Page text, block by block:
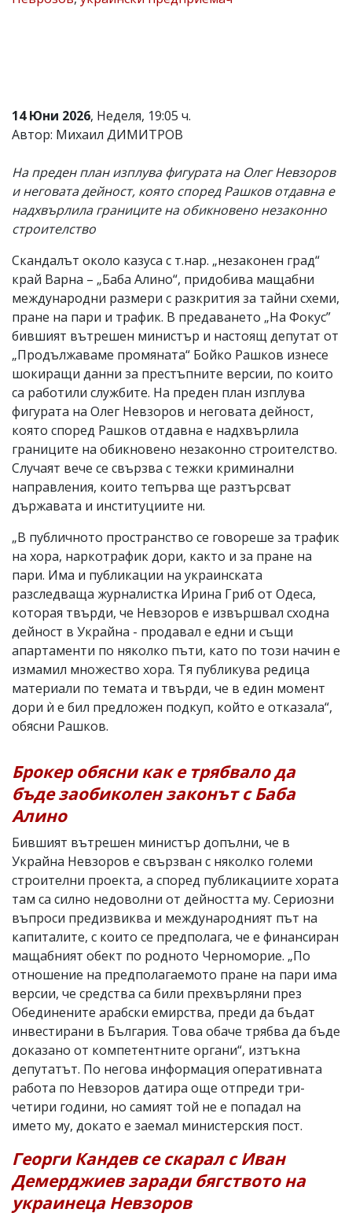
и
редакцията
отговорност
за
Ако
откриете
за
коментар,
моля
сигнализирайте
ни!
14 Юни 2026, Неделя, 19:05 ч.
Автор: Михаил ДИМИТРОВ
На преден план изплува фигурата на Олег Невзоров
и неговата дейност, която според Рашков отдавна е
надхвърлила границите на обикновено незаконно
строителство
Скандалът около казуса с т.нар. „незаконен град“
край Варна – „Баба Алино“, придобива мащабни
международни размери с разкрития за тайни схеми,
пране на пари и трафик. В предаването „На Фокус”
бившият вътрешен министър и настоящ депутат от
„Продължаваме промяната“ Бойко Рашков изнесе
шокиращи данни за престъпните версии, по които
са работили службите. На преден план изплува
фигурата на Олег Невзоров и неговата дейност,
която според Рашков отдавна е надхвърлила
границите на обикновено незаконно строителство.
Случаят вече се свързва с тежки криминални
направления, които тепърва ще разтърсват
държавата и институциите ни.
„В публичното пространство се говореше за трафик
на хора, наркотрафик дори, както и за пране на
пари. Има и публикации на украинската
разследваща журналистка Ирина Гриб от Одеса,
которая твърди, че Невзоров е извършвал сходна
дейност в Украйна - продавал е едни и същи
апартаменти по няколко пъти, като по този начин е
измамил множество хора. Тя публикува редица
материали по темата и твърди, че в един момент
дори ѝ е бил предложен подкуп, който е отказала“,
обясни Рашков.
Брокер обясни как е трябвало да
бъде заобиколен законът с Баба
Алино
Бившият вътрешен министър допълни, че в
Украйна Невзоров е свързван с няколко големи
строителни проекта, а според публикациите хората
там са силно недоволни от дейността му. Сериозни
въпроси предизвиква и международният път на
капиталите, с които се предполага, че е финансиран
мащабният обект по родното Черноморие. „По
отношение на предполагаемото пране на пари има
версии, че средства са били прехвърляни през
Обединените арабски емирства, преди да бъдат
инвестирани в България. Това обаче трябва да бъде
доказано от компетентните органи“, изтъкна
депутатът. По негова информация оперативната
работа по Невзоров датира още отпреди три-
четири години, но самият той не е попадал на
името му, докато е заемал министерския пост.
Георги Кандев се скарал с Иван
Демерджиев заради бягството на
украинеца Невзоров